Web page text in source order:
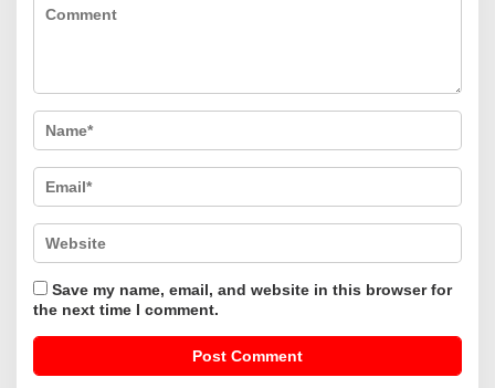
Save my name, email, and website in this browser for
the next time I comment.